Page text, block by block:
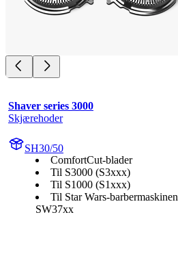
Shaver series 3000
Skjærehoder
SH30/50
ComfortCut-blader
Til S3000 (S3xxx)
Til S1000 (S1xxx)
Til Star Wars-barbermaskinen
SW37xx